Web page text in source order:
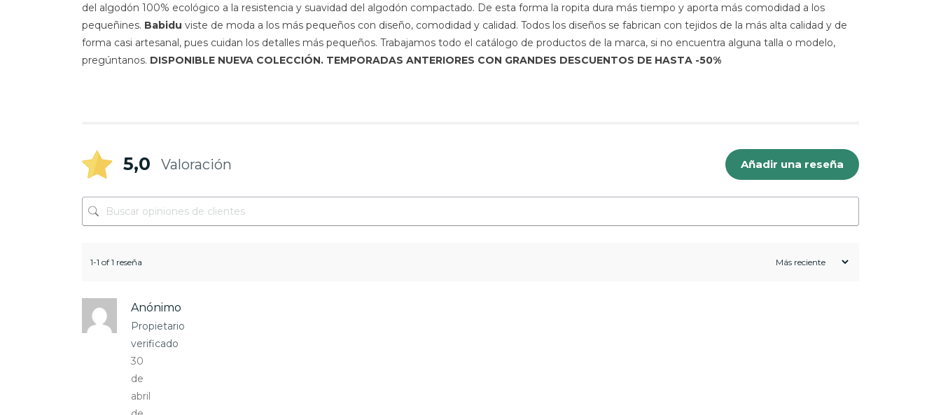
del algodón 100% ecológico a la resistencia y suavidad del algodón compactado. De esta forma la ropita dura más tiempo y aporta más comodidad a los
pequeñines. Babidu viste de moda a los más pequeños con diseño, comodidad y calidad. Todos los diseños se fabrican con tejidos de la más alta calidad y de
forma casi artesanal, pues cuidan los detalles más pequeños. Trabajamos todo el catálogo de productos de la marca, si no encuentra alguna talla o modelo,
pregúntanos. DISPONIBLE NUEVA COLECCIÓN. TEMPORADAS ANTERIORES CON GRANDES DESCUENTOS DE HASTA -50%
5,0 Valoración Añadir una reseña
1-1 of 1 reseña
Anónimo
Propietario
verificado
30
de
abril